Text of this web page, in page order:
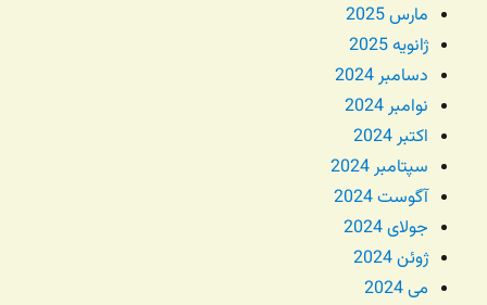
مارس 2025
ژانویه 2025
دسامبر 2024
نوامبر 2024
اکتبر 2024
سپتامبر 2024
آگوست 2024
جولای 2024
ژوئن 2024
می 2024